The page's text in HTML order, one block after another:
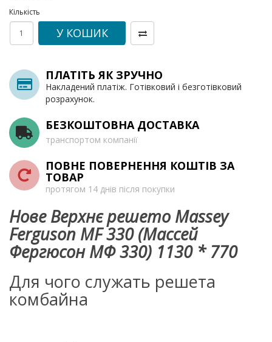
Кількість
У КОШИК
ПЛАТІТЬ ЯК ЗРУЧНО
Накладений платіж. Готівковий і безготівковий
розрахунок.
БЕЗКОШТОВНА ДОСТАВКА
транспортом компанії
ПОВНЕ ПОВЕРНЕННЯ КОШТІВ ЗА
ТОВАР
протягом 14 днів після покупки
Нове Верхнє решето Massey
Ferguson MF 330 (Массей
Фергюсон МФ 330) 1130 * 770
Для чого служать решета
комбайна